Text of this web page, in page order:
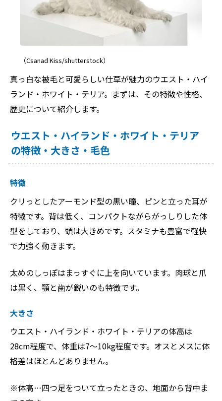
（Csanad Kiss/shutterstock）
真っ白な被毛と可愛らしい仕草が魅力のウエスト・ハイ
ランド・ホワイト・テリア。まずは、その特徴や性格、
歴史について紹介します。
ウエスト・ハイランド・ホワイト・テリア
の特徴・大きさ・毛色
特徴
クリっとしたアーモンド型の黒い瞳、ピンと立った耳が
特徴です。背は低く、コンパクトながらがっしりした体
型をしており、頭は大きめです。スタミナも豊富で軽快
で力強く動きます。
太めのしっぽはまっすぐに上を向いています。肉球と爪
は黒く、顎と歯が鋭いのも特徴です。
大きさ
ウエスト・ハイランド・ホワイト・テリアの体高は
28cm程度で、体重は7〜10kg程度です。オスとメスに体
格差はほとんどありません。
※体高…四つ足をついて立ったときの、地面から背中ま